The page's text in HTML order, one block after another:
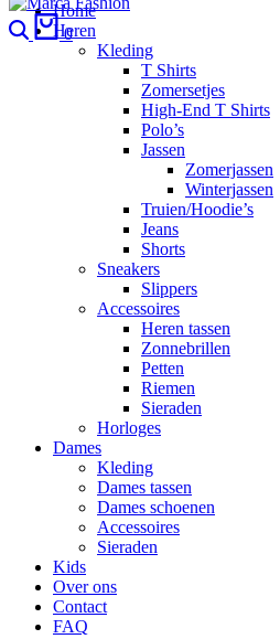
Home
Heren
Kleding
T Shirts
Zomersetjes
High-End T Shirts
Polo’s
Jassen
Zomerjassen
Winterjassen
Truien/Hoodie’s
Jeans
Shorts
Sneakers
Slippers
Accessoires
Heren tassen
Zonnebrillen
Petten
Riemen
Sieraden
Horloges
Dames
Kleding
Dames tassen
Dames schoenen
Accessoires
Sieraden
Kids
Over ons
Contact
FAQ
Search
0
Cart